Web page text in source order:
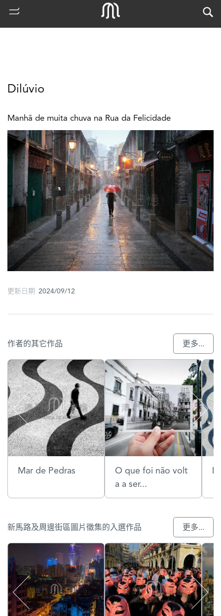
熱
門
Dilúvio
Manhã de muita chuva na Rua da Felicidade
更新日期 2024/09/12
作者的其它作品 更多...
Mar de Pedras
O que foi não volt
a a ser...
新馬路及周邊街區圖片徵集的入選作品 更多...